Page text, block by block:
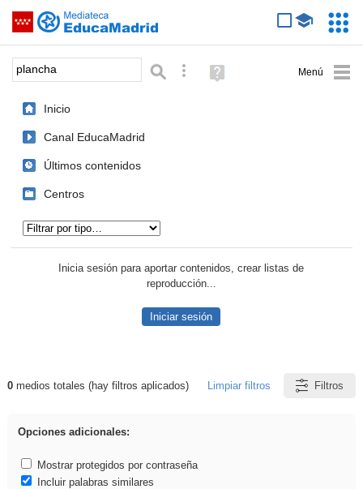
Saltar navegación
Palabra o frase: Búsqueda avanzada
Ayuda
(en
Inicio
Canal EducaMadrid
Últimos contenidos
Centros
Inicia sesión para aportar contenidos, crear listas de
reproducción...
Iniciar sesión
Resultados de: plancha
0medios totales (hay filtros aplicados) Limpiar filtros Filtros
Opciones adicionales:
Mostrar protegidos por contraseña
Incluir palabras similares